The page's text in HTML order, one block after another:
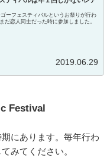
ーフェスティバルというお祭りが行わ
だ恋人同士だった時に参加しました。
2019.06.29
Festival
にあります。毎年行わ
みてください。